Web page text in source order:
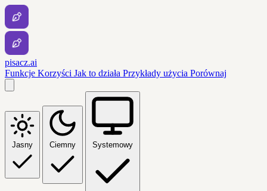
pisacz.ai
Funkcje Korzyści Jak to działa Przykłady użycia Porównaj
Jasny Ciemny Systemowy